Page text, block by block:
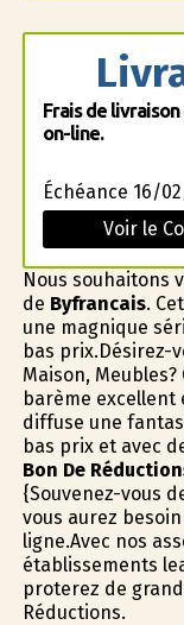
Frais de
on-line.
Échéance 16/
Voir le
Nous souhaitons
de Byfrancais.
une magnifique
bas prix.Désirez-
Maison,
barème excellent
diffuse une
bas prix et avec
Bon De
{Souvenez-vous
vous aurez
ligne.Avec nos
établissements
profiterez de
Réductions.